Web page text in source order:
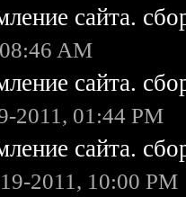
сайта.
AM
сайта.
2011, 01:44 PM
сайта.
2011, 10:00 PM